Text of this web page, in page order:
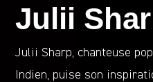
Julii
Julii Sharp, chanteuse
Indien, puise son